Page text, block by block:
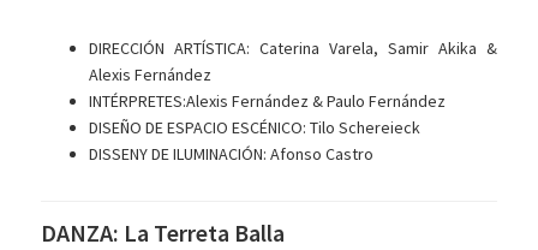
DIRECCIÓN ARTÍSTICA:Caterina Varela, Samir Akika &
Alexis Fernández
INTÉRPRETES:Alexis Fernández & Paulo Fernández
DISEÑO DE ESPACIO ESCÉNICO:Tilo Schereieck
DISSENY DE ILUMINACIÓN:Afonso Castro
DANZA: La Terreta Balla